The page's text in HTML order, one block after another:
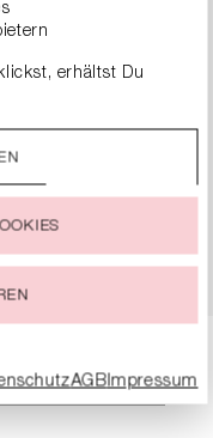
erhältst Du
„Alle akzeptieren“
zu, die unter
AGBImpressum